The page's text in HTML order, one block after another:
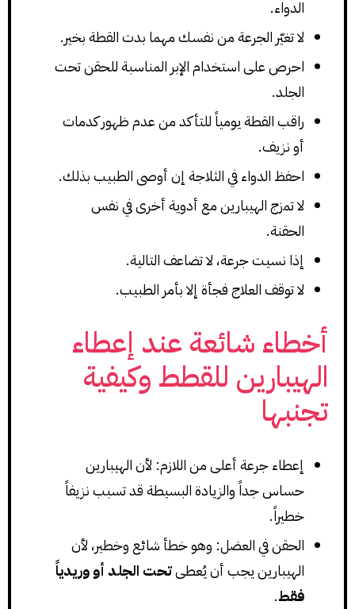
الدواء.
لا تغيّر الجرعة من نفسك مهما بدت القطة بخير.
احرص على استخدام الإبر المناسبة للحقن تحت
الجلد.
راقب القطة يومياً للتأكد من عدم ظهور كدمات
أو نزيف.
احفظ الدواء في الثلاجة إن أوصى الطبيب بذلك.
لا تمزج الهيبارين مع أدوية أخرى في نفس
الحقنة.
إذا نسيت جرعة، لا تضاعف التالية.
لا توقف العلاج فجأة إلا بأمر الطبيب.
أخطاء شائعة عند إعطاء
الهيبارين للقطط وكيفية
تجنبها
إعطاء جرعة أعلى من اللازم: لأن الهيبارين
حساس جداً والزيادة البسيطة قد تسبب نزيفاً
خطيراً.
الحقن في العضل: وهو خطأ شائع وخطير، لأن
الهيبارين يجب أن يُعطىتحت الجلد أو وريدياً
فقط.